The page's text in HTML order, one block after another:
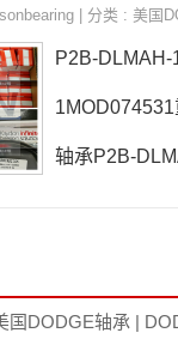
| 分类 : 美国
P2B-
轴承P2B-
DLMAH-
074531采购
国DODGE轴承 |